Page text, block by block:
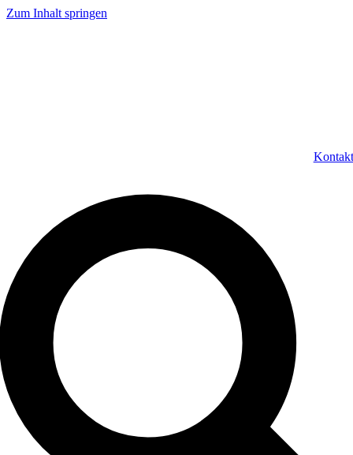
Zum Inhalt springen
Kontakt